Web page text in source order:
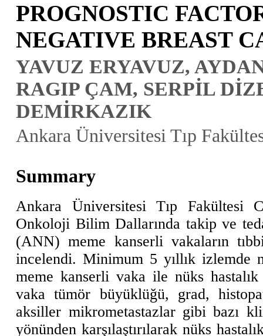
PROGNOSTIC
NEGATIVE BREAST
YAVUZ ERYAVUZ,
RAGIP ÇAM, SERPİL
DEMİRKAZIK
Ankara Üniversitesi Tıp
Summary
Ankara Üniversitesi Tıp Fakültesi
Onkoloji Bilim Dallarında takip ve
(ANN) meme kanserli vakaların
incelendi. Minimum 5 yıllık izlemde
meme kanserli vaka ile nüks
vaka tümör büyüklüğü, grad,
aksiller mikrometastazlar gibi bazı
yönünden karşılaştırılarak nüks